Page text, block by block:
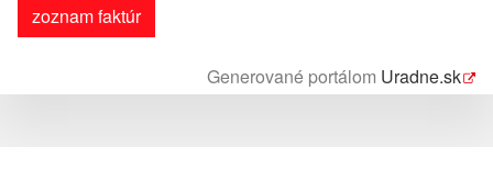
zoznam faktúr
Generované portálom Uradne.sk